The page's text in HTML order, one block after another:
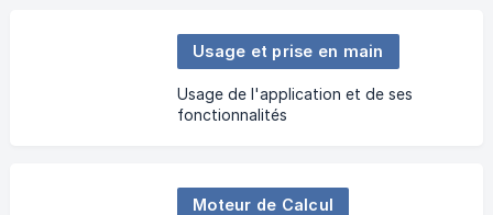
Usage et prise en main
Usage de l'application et de ses
fonctionnalités
Moteur de Calcul